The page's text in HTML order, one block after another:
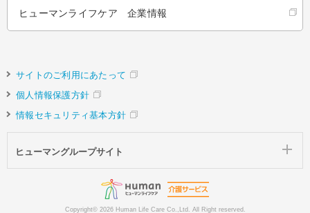
ヒューマンライフケア 企業情報
サイトのご利用にあたって
個人情報保護方針
情報セキュリティ基本方針
ヒューマングループサイト
Copyright© 2026 Human Life Care Co.,Ltd. All Right reserved.